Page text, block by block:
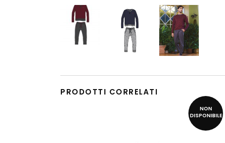
PRODOTTI CORRELATI
NON
DISPONIBILE